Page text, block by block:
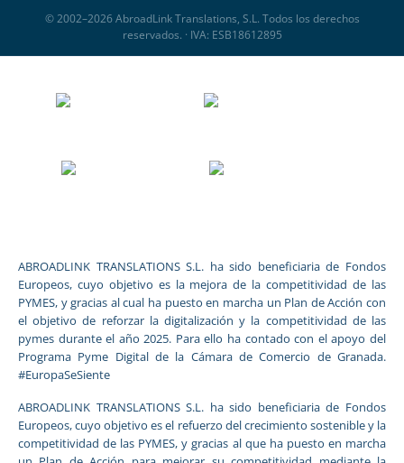
© 2002–2026 AbroadLink Translations, S.L. Todos los derechos
reservados. · IVA: ESB18612895
ABROADLINK TRANSLATIONS S.L. ha sido beneficiaria de Fondos
Europeos, cuyo objetivo es la mejora de la competitividad de las
PYMES, y gracias al cual ha puesto en marcha un Plan de Acción con
el objetivo de reforzar la digitalización y la competitividad de las
pymes durante el año 2025. Para ello ha contado con el apoyo del
Programa Pyme Digital de la Cámara de Comercio de Granada.
#EuropaSeSiente
ABROADLINK TRANSLATIONS S.L. ha sido beneficiaria de Fondos
Europeos, cuyo objetivo es el refuerzo del crecimiento sostenible y la
competitividad de las PYMES, y gracias al que ha puesto en marcha